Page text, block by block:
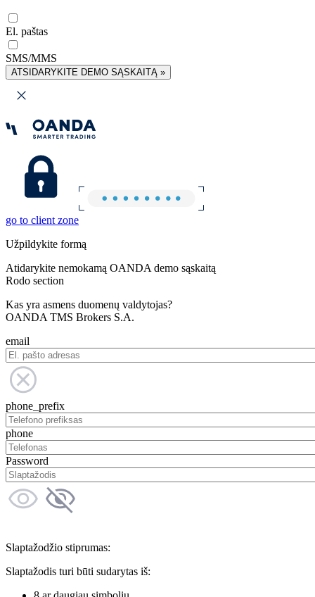
El. paštas
SMS/MMS
ATSIDARYKITE DEMO SĄSKAITĄ »
go to client zone
Užpildykite formą
Atidarykite nemokamą OANDA demo sąskaitą
Rodo section
Kas yra asmens duomenų valdytojas?
OANDA TMS Brokers S.A.
email
phone_prefix
phone
Password
Slaptažodžio stiprumas:
Slaptažodis turi būti sudarytas iš: